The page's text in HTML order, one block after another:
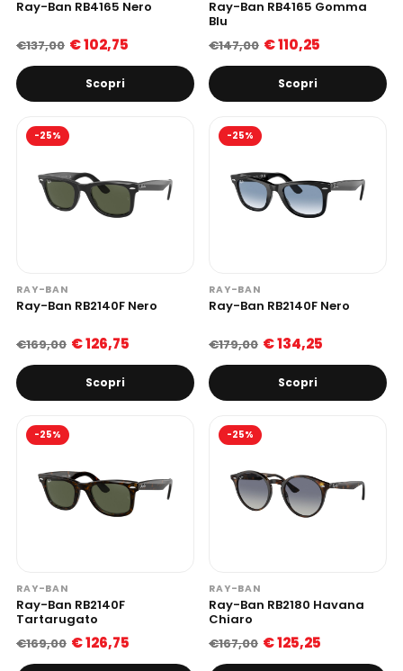
Ray-Ban RB4165 Nero
€137,00 € 102,75
Scopri
Ray-Ban RB4165 Gomma
Blu
€147,00 € 110,25
Scopri
-25%
RAY-BAN
Ray-Ban RB2140F Nero
€169,00 € 126,75
Scopri
-25%
RAY-BAN
Ray-Ban RB2140F Nero
€179,00 € 134,25
Scopri
-25%
RAY-BAN
Ray-Ban RB2140F
Tartarugato
€169,00 € 126,75
-25%
RAY-BAN
Ray-Ban RB2180 Havana
Chiaro
€167,00 € 125,25